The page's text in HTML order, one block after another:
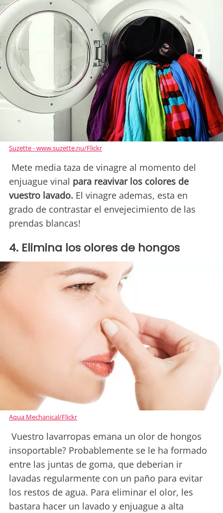
Suzette - www.suzette.nu/Flickr
Mete media taza de vinagre al momento del
enjuague vinal para reavivar los colores de
vuestro lavado. El vinagre ademas, esta en
grado de contrastar el envejecimiento de las
prendas blancas!
4. Elimina los olores de hongos
Aqua Mechanical/Flickr
Vuestro lavarropas emana un olor de hongos
insoportable? Probablemente se le ha formado
entre las juntas de goma, que deberian ir
lavadas regularmente con un paño para evitar
los restos de agua. Para eliminar el olor, les
bastara hacer un lavado y enjuague a alta